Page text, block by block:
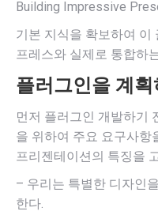
Building Impressive
기본 지식을 확보하여 이
프레스와 실제로 통합하
플러그인을 계획
먼저 플러그인 개발하기
을 위하여 주요 요구사항
프리젠테이션의 특징을
– 우리는 특별한 디자인
한다.